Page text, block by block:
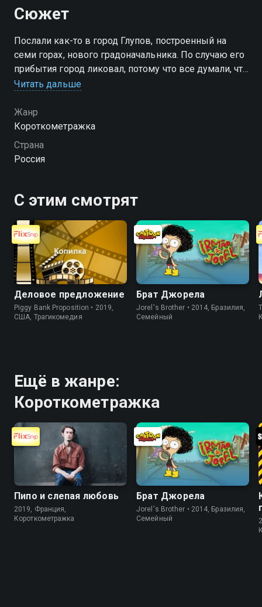
Сюжет
Послали как-то в город Глупов, построенный на
семи горах, нового градоначальника. По случаю его
прибытия город ликовал, потому что все думали, что
при новом градоначальнике будут процветать
Читать дальше
Жанр
Короткометражка
Страна
Россия
С этим смотрят
Деловое предложение
Piggy Bank Proposition • 2019,
США, Трагикомедия
Брат Джорела
Jorel's Brother • 2014, Бразилия,
Cемейный
Ещё в жанре:
Короткометражка
Пипо и слепая любовь
2019, Франция,
Короткометражка
Брат Джорела
Jorel's Brother • 2014, Бразилия,
Cемейный